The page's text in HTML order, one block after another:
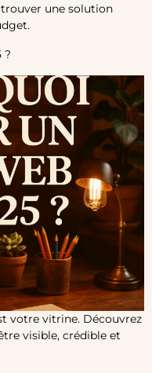
une solution
?
votre vitrine. Découvrez
visible, crédible et